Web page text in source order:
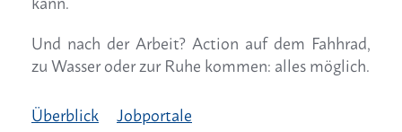
Und nach der Arbeit? Action auf dem Fahhrad,
zu Wasser oder zur Ruhe kommen: alles möglich.
Überblick Jobportale